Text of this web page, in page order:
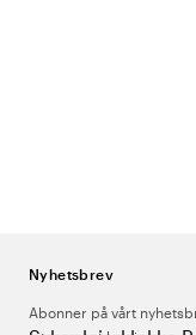
Nyhetsbrev
Abonner på vårt